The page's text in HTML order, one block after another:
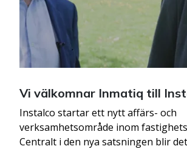
Vi välkomnar Inmatiq till
Instalco startar ett nytt affärs- och
verksamhetsområde inom
Centralt i den nya satsningen blir